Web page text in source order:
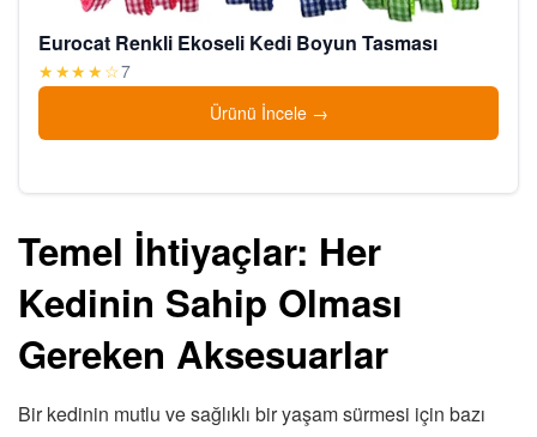
Eurocat Renkli Ekoseli Kedi Boyun Tasması
★★★★☆7
Ürünü İncele
Temel İhtiyaçlar: Her
Kedinin Sahip Olması
Gereken Aksesuarlar
Bir kedinin mutlu ve sağlıklı bir yaşam sürmesi için bazı